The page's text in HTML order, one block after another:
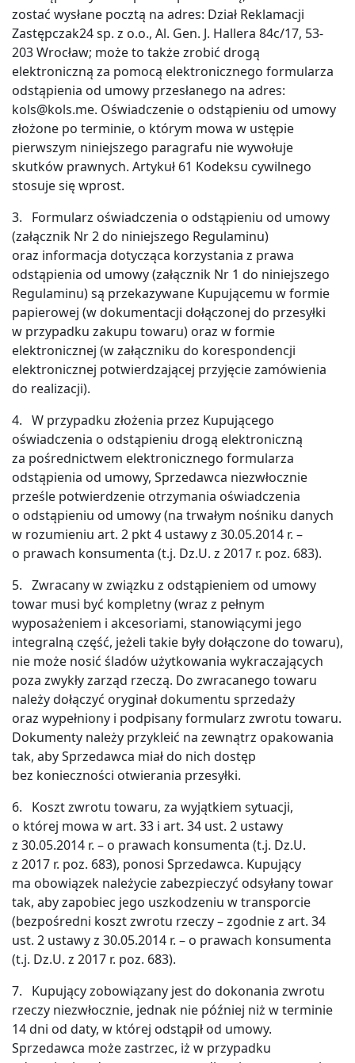
zostać wysłane pocztą na adres: Dział Reklamacji
Zastępczak24 sp. z o.o., Al. Gen. J. Hallera 84c/17, 53-
203 Wrocław; może to także zrobić drogą
elektroniczną za pomocą elektronicznego formularza
odstąpienia od umowy przesłanego na adres:
kols@kols.me. Oświadczenie o odstąpieniu od umowy
złożone po terminie, o którym mowa w ustępie
pierwszym niniejszego paragrafu nie wywołuje
skutków prawnych. Artykuł 61 Kodeksu cywilnego
stosuje się wprost.
3. Formularz oświadczenia o odstąpieniu od umowy
(załącznik Nr 2 do niniejszego Regulaminu)
oraz informacja dotycząca korzystania z prawa
odstąpienia od umowy (załącznik Nr 1 do niniejszego
Regulaminu) są przekazywane Kupującemu w formie
papierowej (w dokumentacji dołączonej do przesyłki
w przypadku zakupu towaru) oraz w formie
elektronicznej (w załączniku do korespondencji
elektronicznej potwierdzającej przyjęcie zamówienia
do realizacji).
4. W przypadku złożenia przez Kupującego
oświadczenia o odstąpieniu drogą elektroniczną
za pośrednictwem elektronicznego formularza
odstąpienia od umowy, Sprzedawca niezwłocznie
prześle potwierdzenie otrzymania oświadczenia
o odstąpieniu od umowy (na trwałym nośniku danych
w rozumieniu art. 2 pkt 4 ustawy z 30.05.2014 r. –
o prawach konsumenta (t.j. Dz.U. z 2017 r. poz. 683).
5. Zwracany w związku z odstąpieniem od umowy
towar musi być kompletny (wraz z pełnym
wyposażeniem i akcesoriami, stanowiącymi jego
integralną część, jeżeli takie były dołączone do towaru),
nie może nosić śladów użytkowania wykraczających
poza zwykły zarząd rzeczą. Do zwracanego towaru
należy dołączyć oryginał dokumentu sprzedaży
oraz wypełniony i podpisany formularz zwrotu towaru.
Dokumenty należy przykleić na zewnątrz opakowania
tak, aby Sprzedawca miał do nich dostęp
bez konieczności otwierania przesyłki.
6. Koszt zwrotu towaru, za wyjątkiem sytuacji,
o której mowa w art. 33 i art. 34 ust. 2 ustawy
z 30.05.2014 r. – o prawach konsumenta (t.j. Dz.U.
z 2017 r. poz. 683), ponosi Sprzedawca. Kupujący
ma obowiązek należycie zabezpieczyć odsyłany towar
tak, aby zapobiec jego uszkodzeniu w transporcie
(bezpośredni koszt zwrotu rzeczy – zgodnie z art. 34
ust. 2 ustawy z 30.05.2014 r. – o prawach konsumenta
(t.j. Dz.U. z 2017 r. poz. 683).
7. Kupujący zobowiązany jest do dokonania zwrotu
rzeczy niezwłocznie, jednak nie później niż w terminie
14 dni od daty, w której odstąpił od umowy.
Sprzedawca może zastrzec, iż w przypadku
Potrzebujesz
wsparcia?
Niezwłocznie
do
Ciebie
oddzwonimy.
Zostaw
swoje
+48
Zgadzam
się
kontakt
strony
sp
zo.o.
wyrazisz
będziemy
kontaktować
się
z
aby
zaprezentować
naszą
ofertę.
zawsze
na
kontakt
marketingowy,
korzystając
linku
stopce
wiadomości
od
nas.
Masz
także
swoich
danych,
ich
sprostowania,
usunięcia,
przetwarzania